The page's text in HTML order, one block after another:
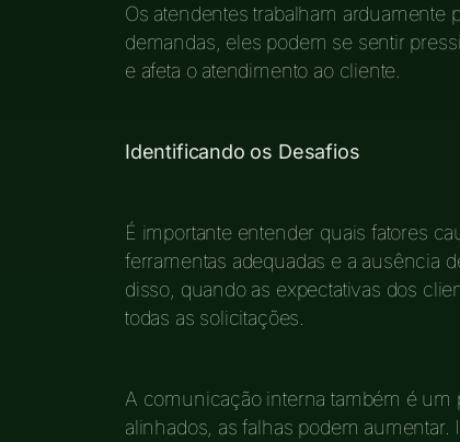
Os atendentes trabalham arduamente
demandas, eles podem se sentir
e afeta o atendimento ao cliente.
Identificando os Desafios
É importante entender quais fatores
ferramentas adequadas e a ausência
disso, quando as expectativas dos
todas as solicitações.
A comunicação interna também é um
alinhados, as falhas podem aumentar.